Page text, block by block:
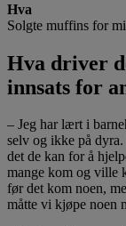
Hva
Solgte muffins for
Hva driver
innsats for
– Jeg har lært i
selv og ikke på
det de kan for å
mange kom og ville
før det kom noen,
måtte vi kjøpe noen